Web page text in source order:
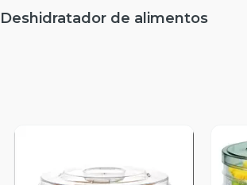
Deshidratador de alimentos